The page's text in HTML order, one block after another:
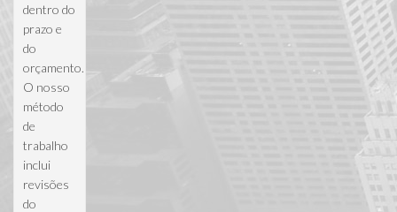
dentro do
prazo e
do
orçamento.
O nosso
método
de
trabalho
inclui
revisões
do